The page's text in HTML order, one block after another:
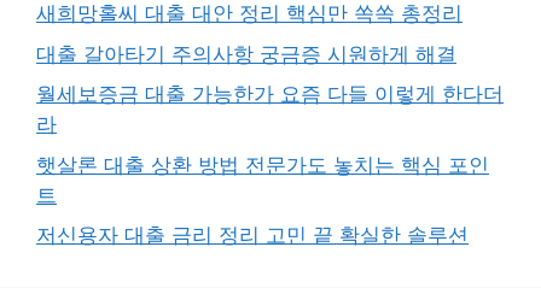
새희망홀씨 대출 대안 정리 핵심만 쏙쏙 총정리
대출 갈아타기 주의사항 궁금증 시원하게 해결
월세보증금 대출 가능한가 요즘 다들 이렇게 한다더
라
햇살론 대출 상환 방법 전문가도 놓치는 핵심 포인
트
저신용자 대출 금리 정리 고민 끝 확실한 솔루션